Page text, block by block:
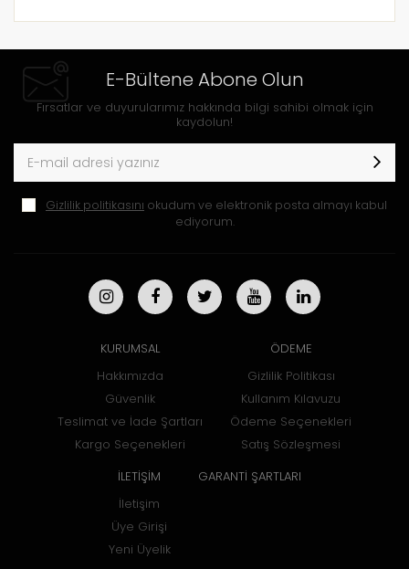
E-Bültene Abone Olun
Fırsatlar ve duyurularımız hakkında bilgi sahibi olmak için
kaydolun!
Gizlilik politikasını okudum ve elektronik posta almayı kabul
ediyorum.
KURUMSAL
Hakkımızda
Güvenlik
Teslimat ve İade Şartları
Kargo Seçenekleri
ÖDEME
Gizlilik Politikası
Kullanım Kılavuzu
Ödeme Seçenekleri
Satış Sözleşmesi
İLETİŞİM
İletişim
Üye Girişi
Yeni Üyelik
GARANTİ ŞARTLARI